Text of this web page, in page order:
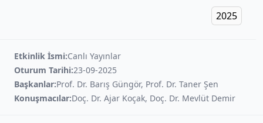
2025
Etkinlik İsmi:Canlı Yayınlar
Oturum Tarihi:23-09-2025
Başkanlar:Prof. Dr. Barış Güngör, Prof. Dr. Taner Şen
Konuşmacılar:Doç. Dr. Ajar Koçak, Doç. Dr. Mevlüt Demir